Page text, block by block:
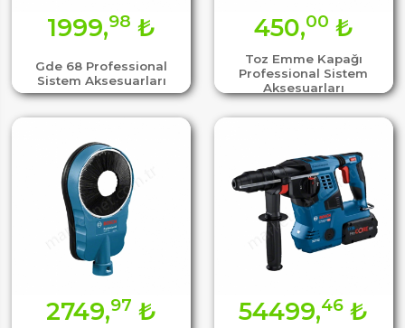
Gde 68 Professional
Sistem Aksesuarları
1999,98 ₺
Toz Emme Kapağı
Professional Sistem
Aksesuarları
450,00 ₺
2749,97 ₺ 54499,46 ₺